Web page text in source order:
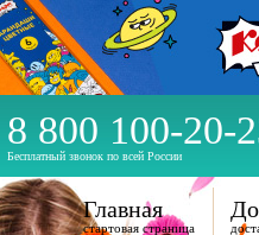
8 800 100-20-
Бесплатный звонок по всей России
Главная
стартовая страница